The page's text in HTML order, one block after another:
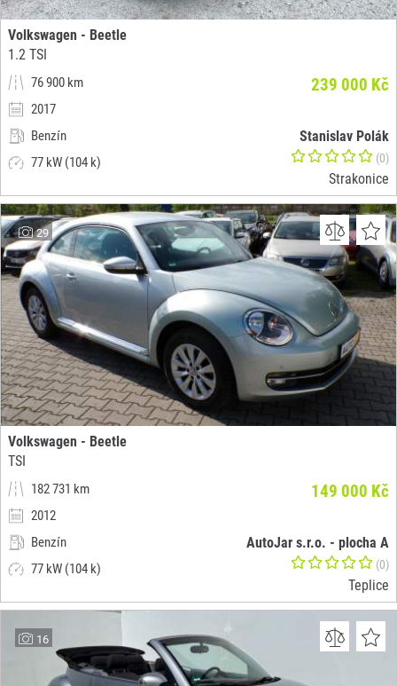
Volkswagen - Beetle
1.2 TSI
76 900 km
2017
Benzín
77 kW (104 k)
239 000 Kč
Stanislav Polák
(0)
Strakonice
29
Volkswagen - Beetle
TSI
182 731 km
2012
Benzín
77 kW (104 k)
149 000 Kč
AutoJar s.r.o. - plocha A
(0)
Teplice
16